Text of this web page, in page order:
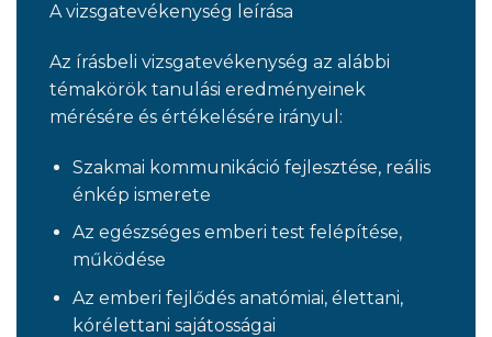
A vizsgatevékenység leírása
Az írásbeli vizsgatevékenység az alábbi
témakörök tanulási eredményeinek
mérésére és értékelésére irányul:
Szakmai kommunikáció fejlesztése, reális
énkép ismerete
Az egészséges emberi test felépítése,
működése
Az emberi fejlődés anatómiai, élettani,
kórélettani sajátosságai